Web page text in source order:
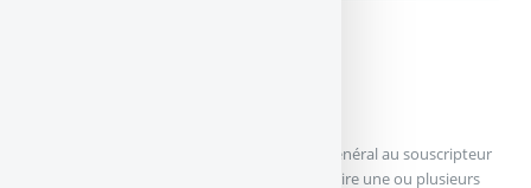
Les contrats multisupports proposent en général au souscripteur
gratuitement ou non la possibilité de souscrire une ou plusieurs